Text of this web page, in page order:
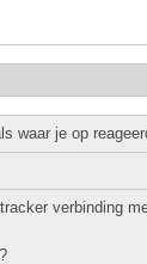
waar je op
verbinding